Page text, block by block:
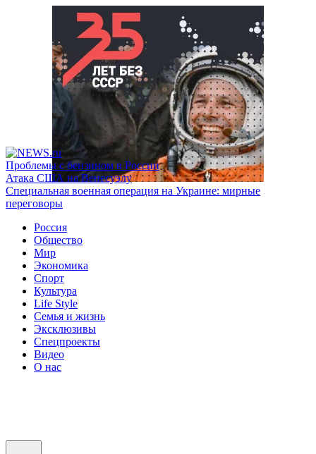
Проблемы с бензином в России
Атака США на Венесуэлу
Специальная военная операция на Украине: мирные
переговоры
Россия
Общество
Мир
Экономика
Спорт
Культура
Life Style
Семья и жизнь
Эксклюзивы
Спецпроекты
Видео
О нас